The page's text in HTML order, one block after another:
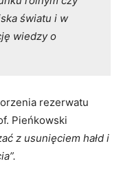
światu i w
wiedzy o
rezerwatu
Pieńkowski
z usunięciem hałd i